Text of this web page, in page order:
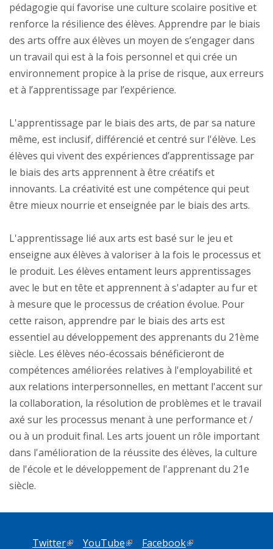
pédagogie qui favorise une culture scolaire positive et
renforce la résilience des élèves. Apprendre par le biais
des arts offre aux élèves un moyen de s’engager dans
un travail qui est à la fois personnel et qui crée un
environnement propice à la prise de risque, aux erreurs
et à l’apprentissage par l’expérience.
L'apprentissage par le biais des arts, de par sa nature
même, est inclusif, différencié et centré sur l'élève. Les
élèves qui vivent des expériences d’apprentissage par
le biais des arts apprennent à être créatifs et
innovants. La créativité est une compétence qui peut
être mieux nourrie et enseignée par le biais des arts.
L'apprentissage lié aux arts est basé sur le jeu et
enseigne aux élèves à valoriser à la fois le processus et
le produit. Les élèves entament leurs apprentissages
avec le but en tête et apprennent à s'adapter au fur et
à mesure que le processus de création évolue. Pour
cette raison, apprendre par le biais des arts est
essentiel au développement des apprenants du 21ème
siècle. Les élèves néo-écossais bénéficieront de
compétences améliorées relatives à l'employabilité et
aux relations interpersonnelles, en mettant l'accent sur
la collaboration, la résolution de problèmes et le travail
axé sur les processus menant à une performance et /
ou à un produit final. Les arts jouent un rôle important
dans l'amélioration de la réussite des élèves, la culture
de l'école et le développement de l'apprenant du 21e
siècle.
Twitter(link is external)
YouTube(link is external)
Facebook(link is external)